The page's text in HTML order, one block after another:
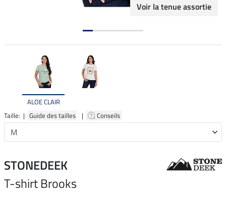
Voir la tenue assortie
ALOE CLAIR
Taille: | Guide des tailles | Conseils
STONEDEEK
T-shirt Brooks